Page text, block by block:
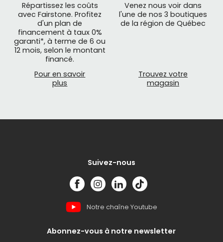
Répartissez les coûts
avec Fairstone. Profitez
d'un plan de
financement à taux 0%
garanti*, à terme de 6 ou
12 mois, selon le montant
financé.
Pour en savoir
plus
Venez nous voir dans
l'une de nos 3 boutiques
de la région de Québec
Trouvez votre
magasin
Suivez-nous
Notre chaîne Youtube
Abonnez-vous à notre newsletter